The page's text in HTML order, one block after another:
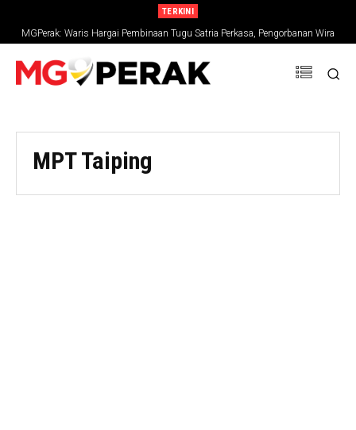
TERKINI
MGPerak: Waris Hargai Pembinaan Tugu Satria Perkasa, Pengorbanan Wira
Negara Terus Dikenang
MPT Taiping